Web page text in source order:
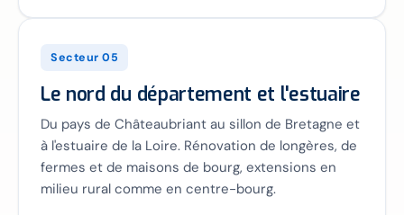
Secteur 05
Le nord du département et l'estuaire
Du pays de Châteaubriant au sillon de Bretagne et
à l'estuaire de la Loire. Rénovation de longères, de
fermes et de maisons de bourg, extensions en
milieu rural comme en centre-bourg.